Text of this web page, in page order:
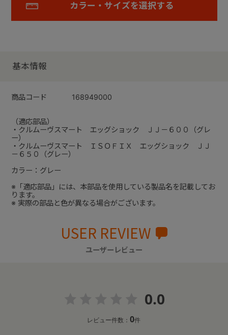
カラー・サイズを選択する
基本情報
商品コード 168949000
（適応部品）
・クルムーヴスマート エッグショック ＪＪ－６００（グレ
ー）
・クルムーヴスマート ＩＳＯＦＩＸ エッグショック ＪＪ
－６５０（グレー）
カラー：グレー
※「適応部品」には、本部品を使用している製品名を記載してお
ります。
※ 実際の部品と色が異なる場合がございます。
USER REVIEW
ユーザーレビュー
0.0
レビュー件数：0件